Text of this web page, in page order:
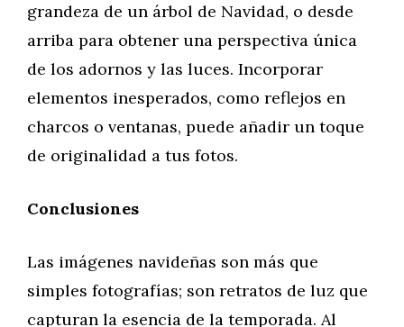
grandeza de un árbol de Navidad, o desde
arriba para obtener una perspectiva única
de los adornos y las luces. Incorporar
elementos inesperados, como reflejos en
charcos o ventanas, puede añadir un toque
de originalidad a tus fotos.
Conclusiones
Las imágenes navideñas son más que
simples fotografías; son retratos de luz que
capturan la esencia de la temporada. Al